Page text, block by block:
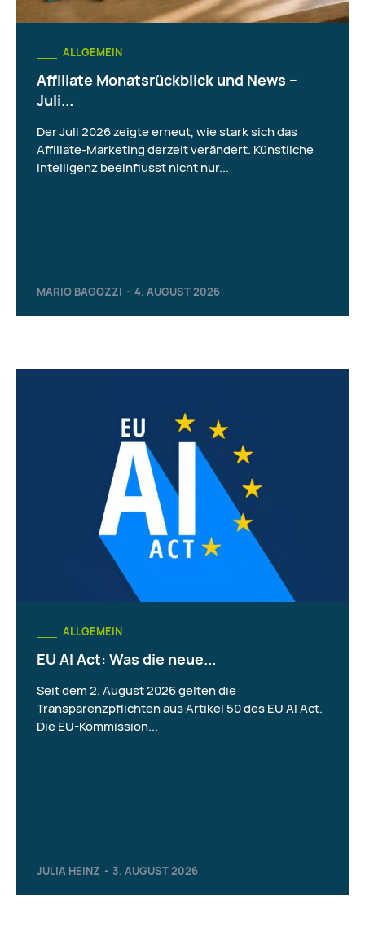
ALLGEMEIN
Affiliate Monatsrückblick und News –
Juli...
MARIO BAGOZZI - 4. AUGUST 2026
Der Juli 2026 zeigte erneut, wie stark sich das
Affiliate-Marketing derzeit verändert. Künstliche
Intelligenz beeinflusst nicht nur...
ALLGEMEIN
EU AI Act: Was die neue...
JULIA HEINZ - 3. AUGUST 2026
Seit dem 2. August 2026 gelten die
Transparenzpflichten aus Artikel 50 des EU AI Act.
Die EU-Kommission...